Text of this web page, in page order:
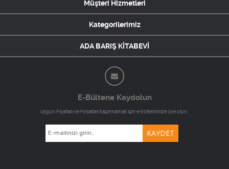
Müşteri Hizmetleri
Kategorilerimiz
ADA BARIŞ KİTABEVİ
E-Bültene Kaydolun
Uygun Fiyatları ve Fırsatları kaçırmamak için e-bültenimize üye olun.